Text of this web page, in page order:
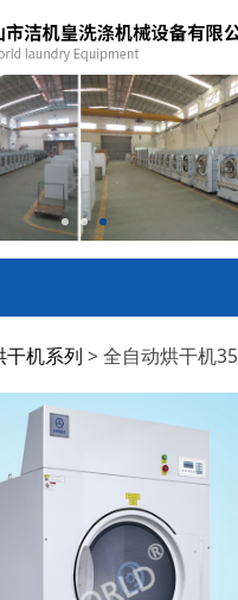
机35-
干机系列 >全自动烘干机